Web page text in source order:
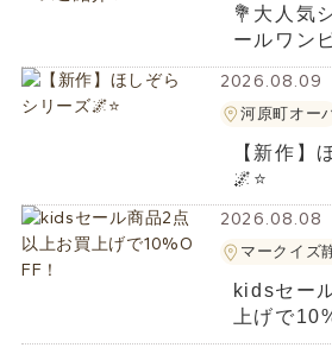
💐大人気
ールワン
2026.08.09
河原町オー
【新作】
🌌⭐
2026.08.08
マークイズ
kidsセー
上げで